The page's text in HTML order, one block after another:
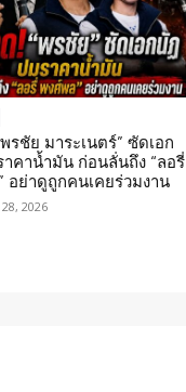
รชัย มาระเนตร์” ซัดเอก
คาน้ำมัน ก่อนลั่นถึง “ลอรี่
อย่าดูถูกคนเคยร่วมงาน
2026